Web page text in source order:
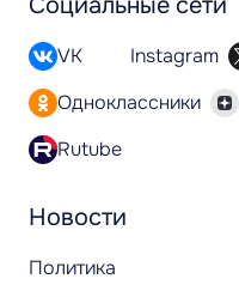
Новости
Политика
VK Instagram
Одноклассники
Rutube